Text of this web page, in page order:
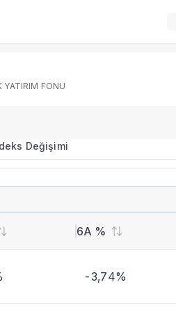
metrikleri listelenir.
benzer fonları
YATIRIM FONU
Değişimi
6A %
-3,74%